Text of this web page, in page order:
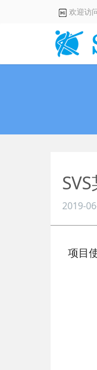
欢迎访
2019-
项目